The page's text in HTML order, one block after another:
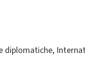
diplomatiche,